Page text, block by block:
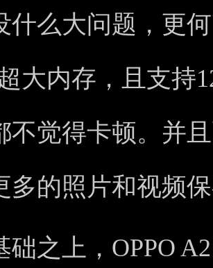
什么大问题，更
大内存，且支持
不觉得卡顿。并
多的照片和视频
础之上，OPPO